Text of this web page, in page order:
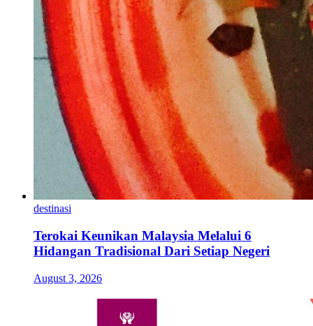
destinasi
Terokai Keunikan Malaysia Melalui 6
Hidangan Tradisional Dari Setiap Negeri
August 3, 2026